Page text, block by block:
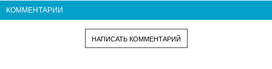
КОММЕНТАРИИ
НАПИСАТЬ КОММЕНТАРИЙ